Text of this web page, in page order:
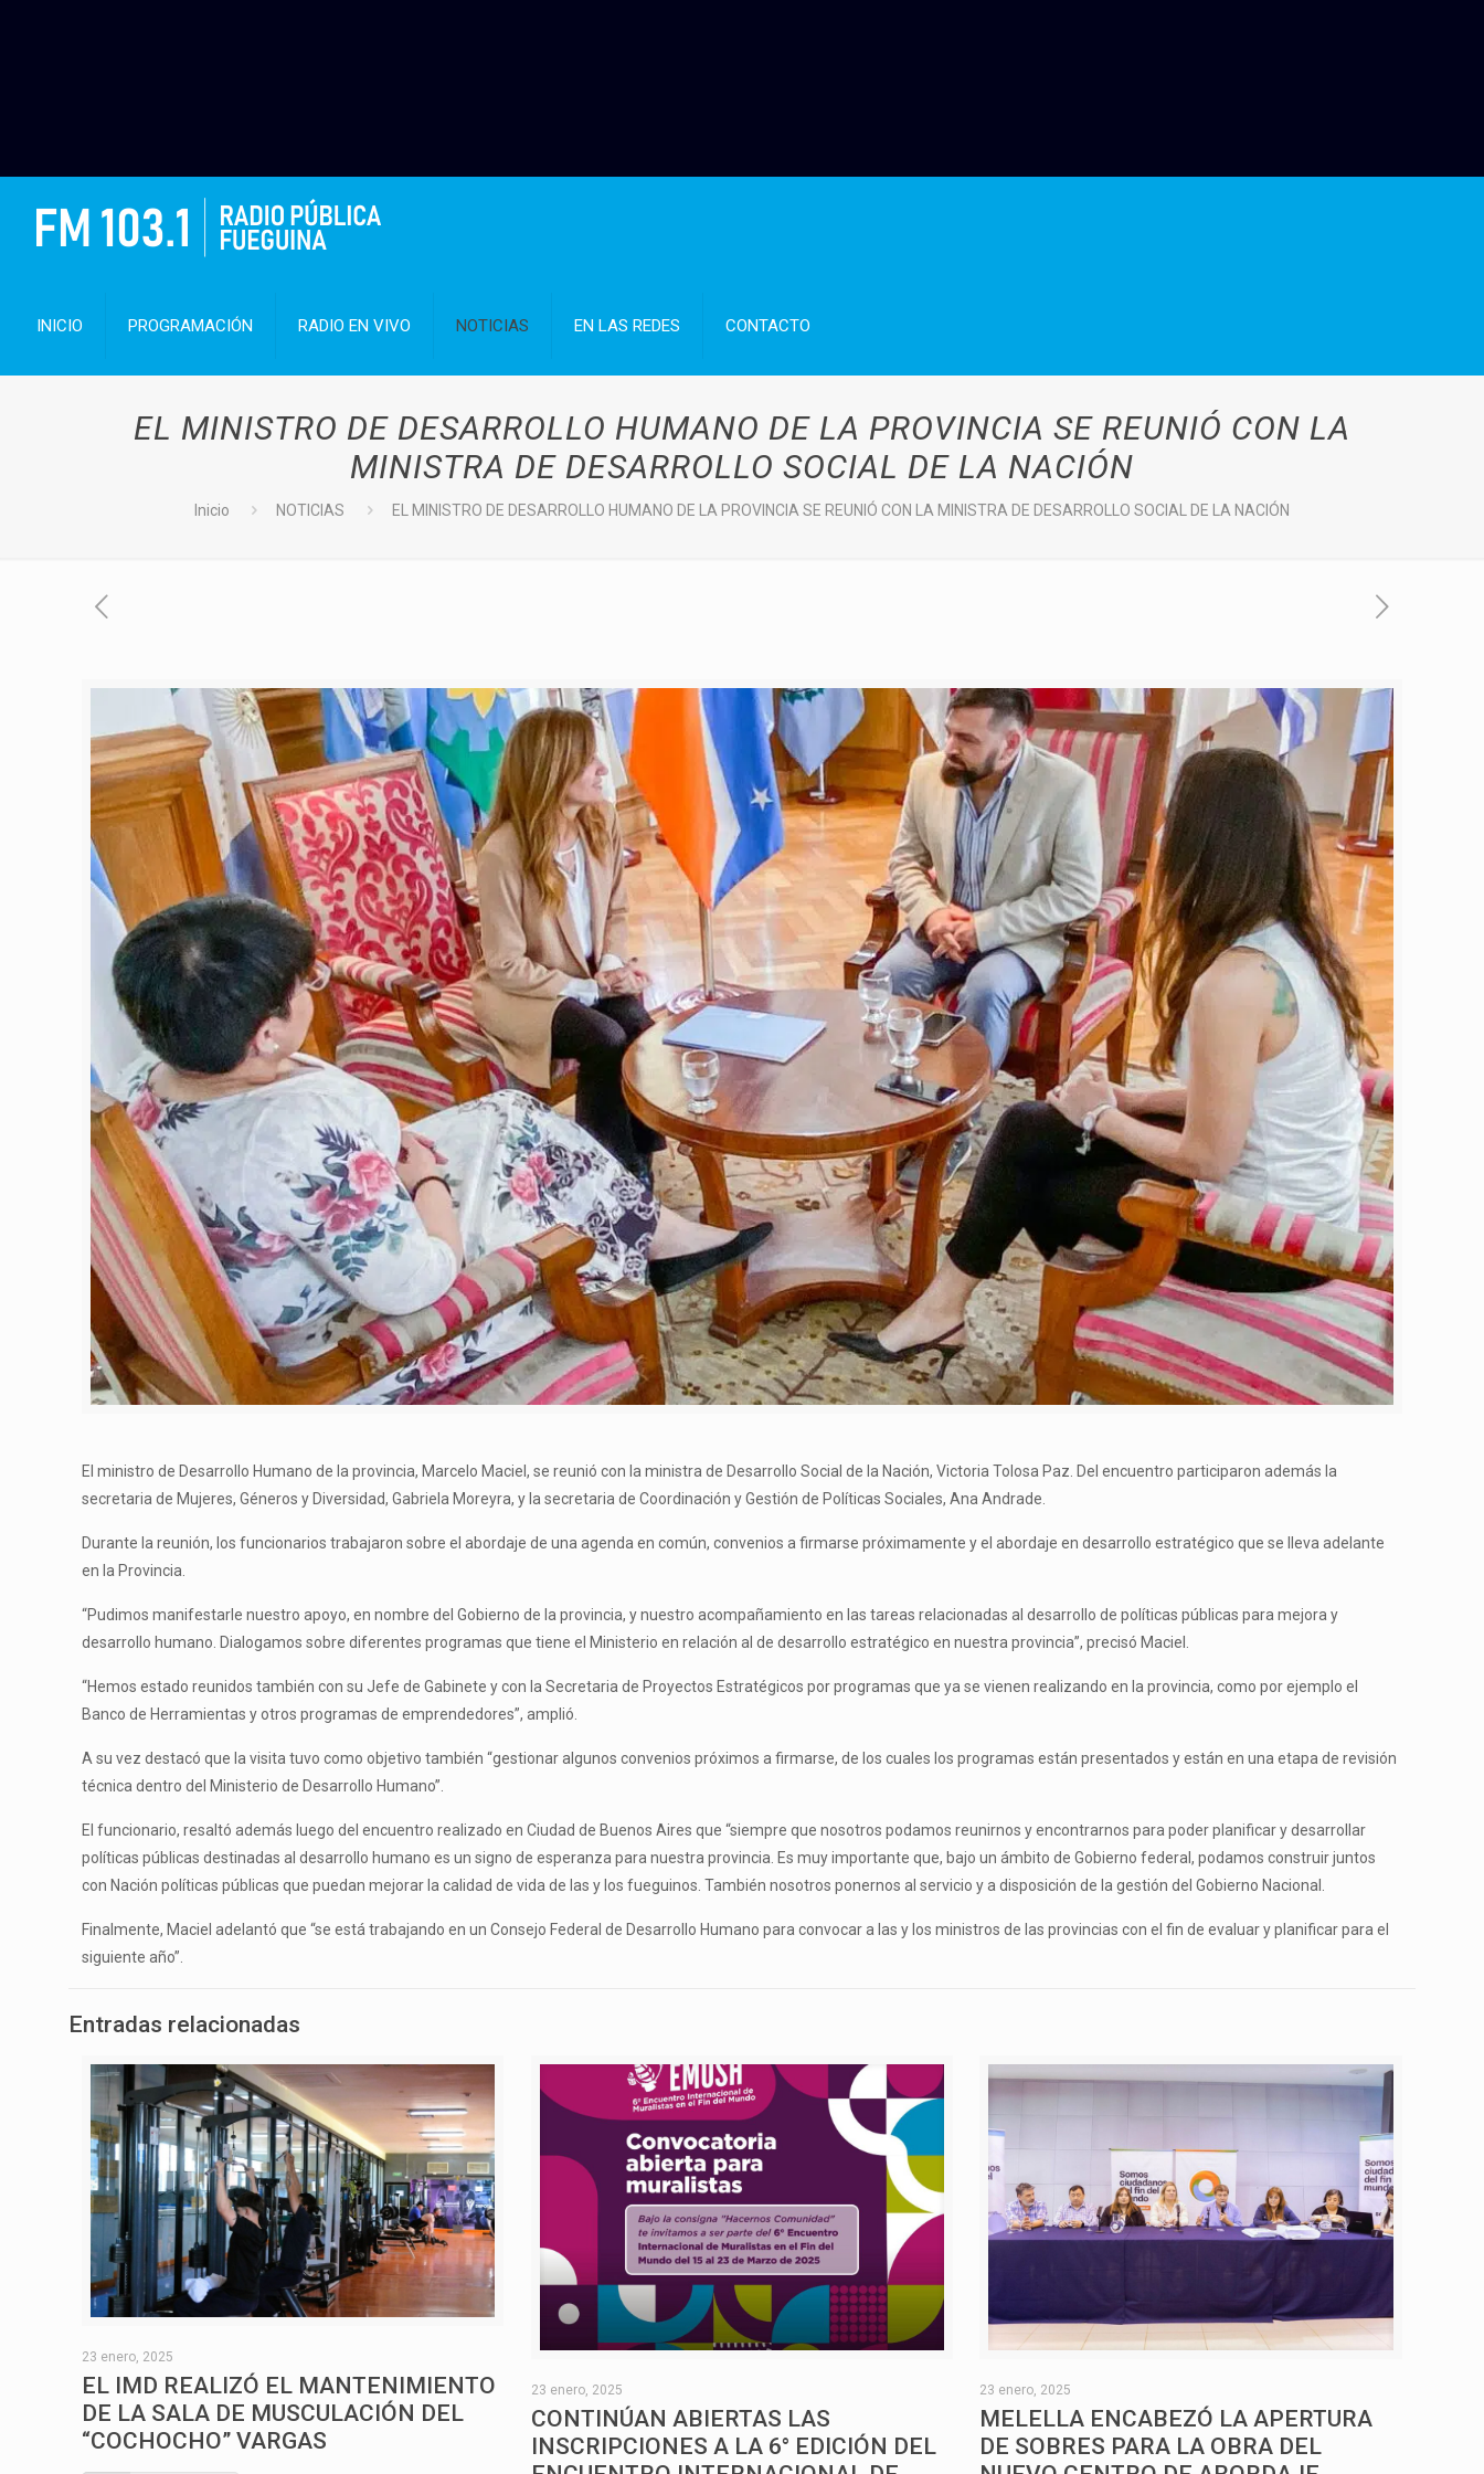
INICIO PROGRAMACIÓN RADIO EN VIVO NOTICIAS EN LAS REDES CONTACTO
EL MINISTRO DE DESARROLLO HUMANO DE LA PROVINCIA SE REUNIÓ CON LA
MINISTRA DE DESARROLLO SOCIAL DE LA NACIÓN
Inicio NOTICIAS EL MINISTRO DE DESARROLLO HUMANO DE LA PROVINCIA SE REUNIÓ CON LA MINISTRA DE DESARROLLO SOCIAL DE LA NACIÓN
El ministro de Desarrollo Humano de la provincia, Marcelo Maciel, se reunió con la ministra de Desarrollo Social de la Nación, Victoria Tolosa Paz. Del encuentro participaron además la
secretaria de Mujeres, Géneros y Diversidad, Gabriela Moreyra, y la secretaria de Coordinación y Gestión de Políticas Sociales, Ana Andrade.
Durante la reunión, los funcionarios trabajaron sobre el abordaje de una agenda en común, convenios a firmarse próximamente y el abordaje en desarrollo estratégico que se lleva adelante
en la Provincia.
“Pudimos manifestarle nuestro apoyo, en nombre del Gobierno de la provincia, y nuestro acompañamiento en las tareas relacionadas al desarrollo de políticas públicas para mejora y
desarrollo humano. Dialogamos sobre diferentes programas que tiene el Ministerio en relación al de desarrollo estratégico en nuestra provincia”, precisó Maciel.
“Hemos estado reunidos también con su Jefe de Gabinete y con la Secretaria de Proyectos Estratégicos por programas que ya se vienen realizando en la provincia, como por ejemplo el
Banco de Herramientas y otros programas de emprendedores”, amplió.
A su vez destacó que la visita tuvo como objetivo también “gestionar algunos convenios próximos a firmarse, de los cuales los programas están presentados y están en una etapa de revisión
técnica dentro del Ministerio de Desarrollo Humano”.
El funcionario, resaltó además luego del encuentro realizado en Ciudad de Buenos Aires que “siempre que nosotros podamos reunirnos y encontrarnos para poder planificar y desarrollar
políticas públicas destinadas al desarrollo humano es un signo de esperanza para nuestra provincia. Es muy importante que, bajo un ámbito de Gobierno federal, podamos construir juntos
con Nación políticas públicas que puedan mejorar la calidad de vida de las y los fueguinos. También nosotros ponernos al servicio y a disposición de la gestión del Gobierno Nacional.
Finalmente, Maciel adelantó que “se está trabajando en un Consejo Federal de Desarrollo Humano para convocar a las y los ministros de las provincias con el fin de evaluar y planificar para el
siguiente año”.
Entradas relacionadas
23 enero, 2025
EL IMD REALIZÓ EL MANTENIMIENTO
DE LA SALA DE MUSCULACIÓN DEL
“COCHOCHO” VARGAS
23 enero, 2025
CONTINÚAN ABIERTAS LAS
INSCRIPCIONES A LA 6° EDICIÓN DEL
23 enero, 2025
MELELLA ENCABEZÓ LA APERTURA
DE SOBRES PARA LA OBRA DEL